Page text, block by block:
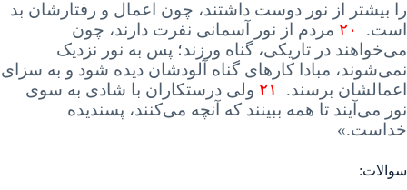
را بیشتر از نور دوست داشتند، چون اعمال و رفتارشان بد
است. ۲۰ مردم از نور آسمانی نفرت دارند، چون
می‌خواهند در تاریکی، گناه ورزند؛ پس به نور نزدیک
نمی‌شوند، مبادا کارهای گناه آلودشان دیده شود و به سزای
اعمالشان برسند. ۲۱ ولی درستکاران با شادی به سوی
نور می‌آیند تا همه ببینند که آنچه می‌کنند، پسندیده
خداست.»
سوالات: